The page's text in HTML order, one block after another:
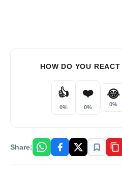
HOW DO YOU
👍
0%
❤️
0%
😂
0%
Share: